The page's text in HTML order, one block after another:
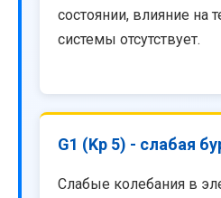
состоянии, влияние на
системы отсутствует.
G1 (Kp 5) - слабая
Слабые колебания в